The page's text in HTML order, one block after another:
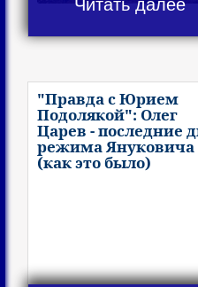
Читать далее
"Правда с Юрием
Подолякой": Олег
Царев - последние
режима Януковича
(как это было)